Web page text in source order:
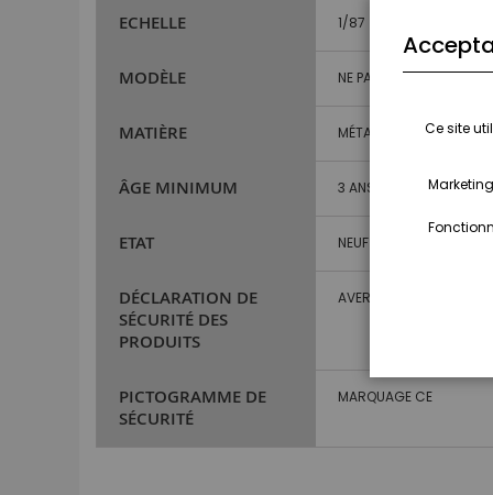
ECHELLE 1/87
MODÈLE NE PAS RENSEIGNER
MATIÈRE MÉTAL ET PLASTIQUE
ÂGE MINIMUM 3 ANS ET PLUS
ETAT NEUF
DÉCLARATION DE
SÉCURITÉ DES
PRODUITS
AVERTISSEMENT : NE
PICTOGRAMME DE
SÉCURITÉ
MARQUAGE CE
Ce site